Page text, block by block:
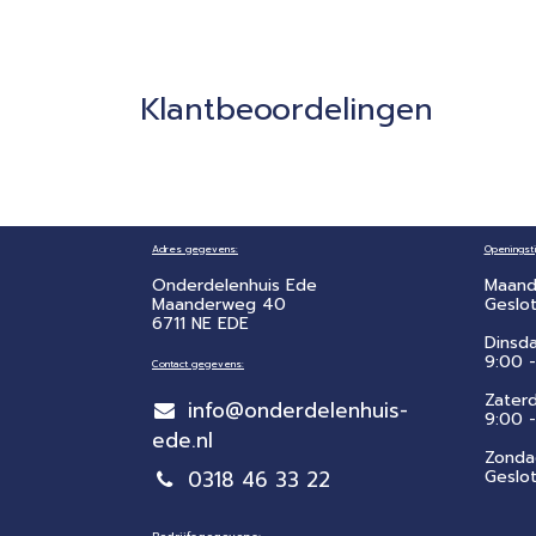
Klantbeoordelingen
Adres gegevens:
Onderdelenhuis Ede
Maanderweg 40
6711 NE EDE
Contact gegevens:
info@onderdelenhuis-
ede.nl
0318 46 33 22
9:00
​9:00